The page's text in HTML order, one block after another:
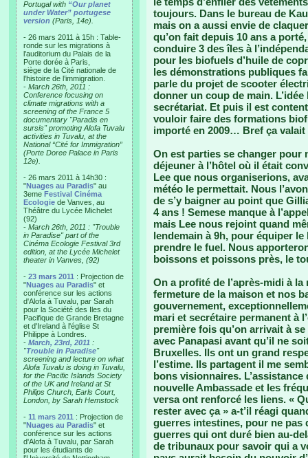
Portugal with “Our planet
under Water” portugese
version (Paris, 14e).
- 26 mars 2011 à 15h : Table-
ronde sur les migrations à
l’auditorium du Palais de la
Porte dorée à Paris,
siège de la Cité nationale de
l’histoire de l’immigration.
- March 26th, 2011 :
Conference focusing on
climate migrations with a
screening of the France 5
documentary "Paradis en
sursis" promoting Alofa Tuvalu
activities in Tuvalu, at the
National “Cité for Immigration”
(Porte Doree Palace in Paris
12e).
- 26 mars 2011 à 14h30 :
"Nuages au Paradis" au
3eme Festival Cinéma
Ecologie de Vanves, au
Théâtre du Lycée Michelet
(92)
- March 26th, 2011 : "Trouble
in Paradise" part of the
Cinéma Ecologie Festival 3rd
edition, at the Lycée Michelet
theater in Vanves, (92)
- 23 mars 2011 : Projection de
"Nuages au Paradis" et
conférence sur les actions
d'Alofa à Tuvalu, par Sarah
pour la Société des Iles du
Pacifique de Grande Bretagne
et d'Ireland à l'église St
Philippe à Londres.
- March, 23rd, 2011 :
"Trouble in Paradise"
screening and lecture on what
Alofa Tuvalu is doing in Tuvalu,
for the Pacific Islands Society
of the UK and Ireland at St
Philips Church, Earls Court,
London, by Sarah Hemstock
- 11 mars 2011 : Projection de
"Nuages au Paradis" et
conférence sur les actions
d'Alofa à Tuvalu, par Sarah
pour les étudiants de
toujours. Dans le bureau de
mais on a aussi envie de
qu’on fait depuis 10 ans a
conduire 3 des îles à
pour les biofuels d’huile de
les démonstrations publiques
parle du projet de scooter
donner un coup de main.
secrétariat. Et puis il est
vouloir faire des formations
importé en 2009… Bref ça
On est parties se changer pour
déjeuner à l’hôtel où il était
Lee que nous organiserions,
météo le permettait. Nous
de s’y baigner au point que
4 ans ! Semese manque à
mais Lee nous rejoint quand
lendemain à 9h, pour équiper le
prendre le fuel. Nous
boissons et poissons près, le
On a profité de l’après-midi à
fermeture de la maison et nos
gouvernement,
mari et secrétaire permanent à
première fois qu’on arrivait à
avec Panapasi avant qu’il ne
Bruxelles. Ils ont un grand
l’estime. Ils partagent il me
bons visionnaires.
nouvelle Ambassade et les
versa ont renforcé les liens. «
rester avec ça » a-t’il réagi
guerres intestines, pour ne pas
guerres qui ont duré bien au-
de tribunaux pour savoir qui a